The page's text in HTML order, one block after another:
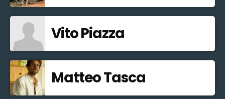
Vito Piazza
Matteo Tasca